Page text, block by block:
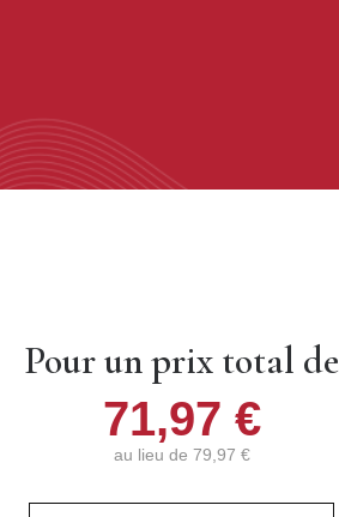
Pour un prix total de
71,97 €
au lieu de 79,97 €